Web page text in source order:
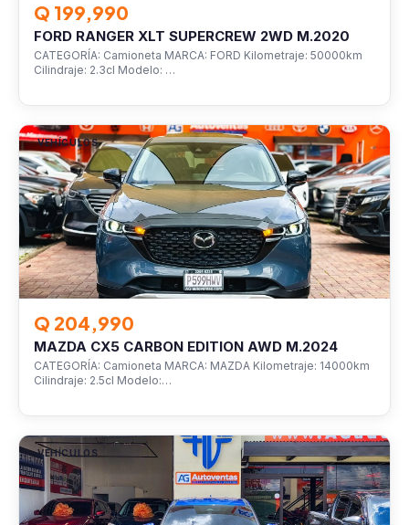
Q 199,990
FORD RANGER XLT SUPERCREW 2WD M.2020
CATEGORÍA: Camioneta MARCA: FORD Kilometraje: 50000km
Cilindraje: 2.3cl Modelo: …
VEHÍCULOS
Q 204,990
MAZDA CX5 CARBON EDITION AWD M.2024
CATEGORÍA: Camioneta MARCA: MAZDA Kilometraje: 14000km
Cilindraje: 2.5cl Modelo:…
VEHÍCULOS